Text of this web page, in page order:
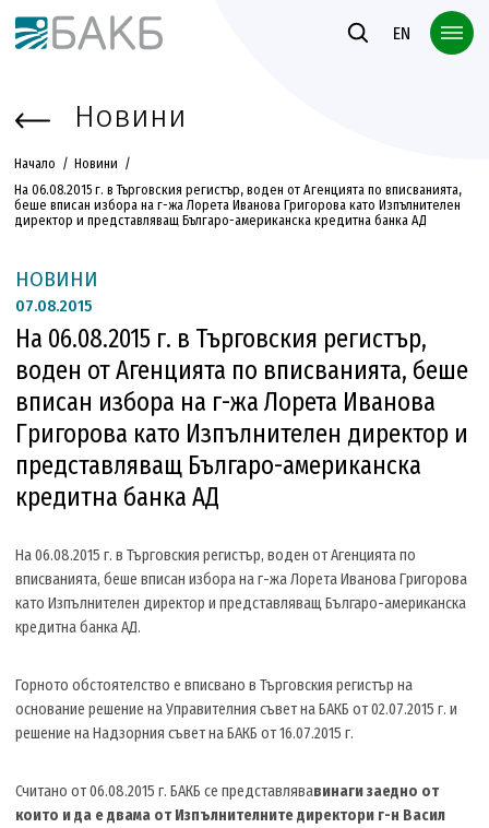
Към основното съдържание
EN
Новини
Начало
Новини
На 06.08.2015 г. в Търговския регистър, воден от Агенцията по вписванията,
беше вписан избора на г-жа Лорета Иванова Григорова като Изпълнителен
директор и представляващ Българо-американска кредитна банка АД
НОВИНИ
07.08.2015
На 06.08.2015 г. в Търговския регистър,
воден от Агенцията по вписванията, беше
вписан избора на г-жа Лорета Иванова
Григорова като Изпълнителен директор и
представляващ Българо-американска
кредитна банка АД
На 06.08.2015 г. в Търговския регистър, воден от Агенцията по
вписванията, беше вписан избора на г-жа Лорета Иванова Григорова
като Изпълнителен директор и представляващ Българо-американска
кредитна банка АД.
Горното обстоятелство е вписвано в Търговския регистър на
основание решение на Управителния съвет на БАКБ от 02.07.2015 г. и
решение на Надзорния съвет на БАКБ от 16.07.2015 г.
Считано от 06.08.2015 г. БАКБ се представлявавинаги заедно от
които и да е двама от Изпълнителните директори г-н Васил